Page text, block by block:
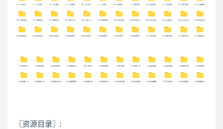
〖资源目录〗: